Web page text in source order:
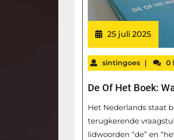
25 juli 2025
sintingoes | 0
De Of Het Boek:
Het Nederlands staat
terugkerende
lidwoorden “de” en